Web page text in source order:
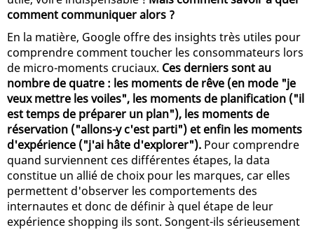
comment communiquer alors ?
En la matière, Google offre des insights très utiles pour
comprendre comment toucher les consommateurs lors
de micro-moments cruciaux. Ces derniers sont au
nombre de quatre : les moments de rêve (en mode "je
veux mettre les voiles", les moments de planification ("il
est temps de préparer un plan"), les moments de
réservation ("allons-y c'est parti") et enfin les moments
d'expérience ("j'ai hâte d'explorer"). Pour comprendre
quand surviennent ces différentes étapes, la data
constitue un allié de choix pour les marques, car elles
permettent d'observer les comportements des
internautes et donc de définir à quel étape de leur
expérience shopping ils sont. Songent-ils sérieusement